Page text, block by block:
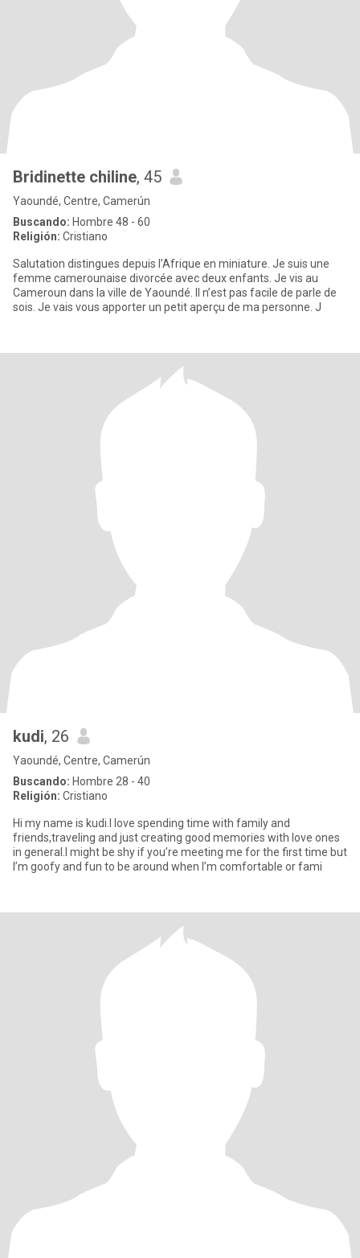
Bridinette chiline, 45
Yaoundé, Centre, Camerún
Buscando: Hombre 48 - 60
Religión: Cristiano
Salutation distingues depuis l’Afrique en miniature. Je suis une
femme camerounaise divorcée avec deux enfants. Je vis au
Cameroun dans la ville de Yaoundé. Il n’est pas facile de parle de
sois. Je vais vous apporter un petit aperçu de ma personne. J
kudi, 26
Yaoundé, Centre, Camerún
Buscando: Hombre 28 - 40
Religión: Cristiano
Hi my name is kudi.I love spending time with family and
friends,traveling and just creating good memories with love ones
in general.I might be shy if you’re meeting me for the first time but
I’m goofy and fun to be around when I’m comfortable or fami